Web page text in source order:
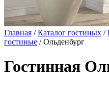
Главная /Каталог гостиных /
гостиные / Ольденбург
Гостинная